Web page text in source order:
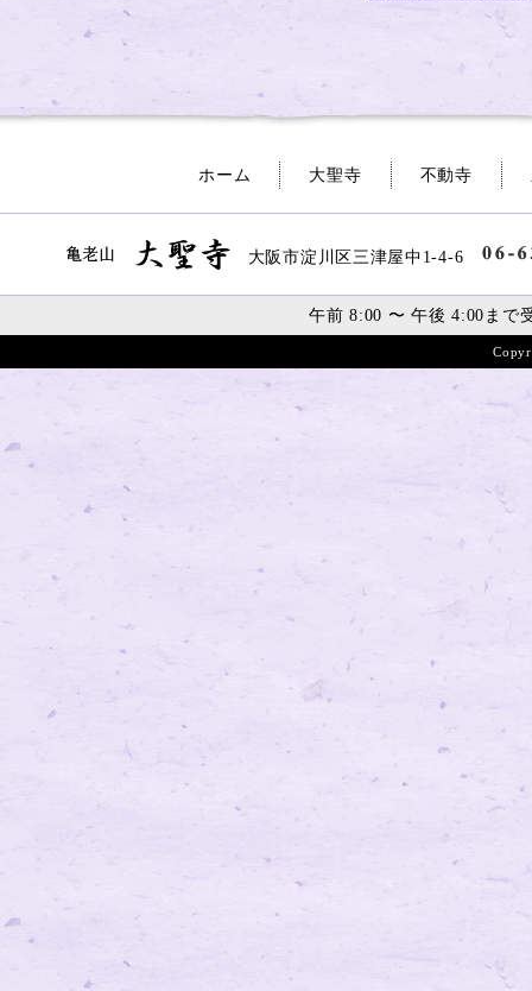
ホーム 大聖寺 不動寺
大阪市淀川区三津屋中1-4-6
午前 8:00 〜 午後 4:00 まで